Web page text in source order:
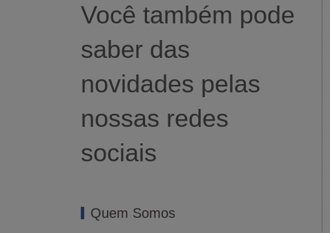
Você também pode
saber das
novidades pelas
nossas redes
sociais
Quem Somos